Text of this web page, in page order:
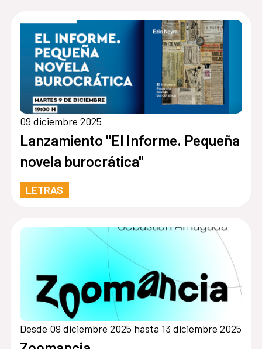
09 diciembre 2025
Lanzamiento "El Informe. Pequeña
novela burocrática"
LETRAS
Desde 09 diciembre 2025 hasta 13 diciembre 2025